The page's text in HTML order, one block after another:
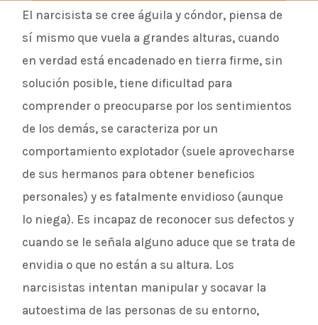
El narcisista se cree águila y cóndor, piensa de
sí mismo que vuela a grandes alturas, cuando
en verdad está encadenado en tierra firme, sin
solución posible, tiene dificultad para
comprender o preocuparse por los sentimientos
de los demás, se caracteriza por un
comportamiento explotador (suele aprovecharse
de sus hermanos para obtener beneficios
personales) y es fatalmente envidioso (aunque
lo niega). Es incapaz de reconocer sus defectos y
cuando se le señala alguno aduce que se trata de
envidia o que no están a su altura. Los
narcisistas intentan manipular y socavar la
autoestima de las personas de su entorno,